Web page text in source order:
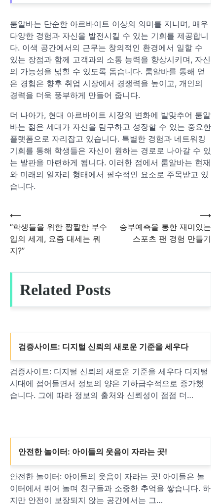
룸알바는 단순한 아르바이트 이상의 의미를 지니며, 매우
다양한 경험과 자신을 발전시킬 수 있는 기회를 제공합니
다. 이색 공간에서의 근무는 창의적인 환경에서 일할 수
있는 장점과 함께 고객과의 소통 능력을 향상시키며, 자신
의 가능성을 넓힐 수 있도록 돕습니다. 룸알바를 통해 얻
은 경험은 향후 취업 시장에서 경쟁력을 높이고, 개인의
경력을 더욱 풍부하게 만들어 줍니다.
더 나아가, 현대 아르바이트 시장의 변화에 발맞추어 룸알
바는 젊은 세대가 자신을 탐구하고 성장할 수 있는 중요한
플랫폼으로 자리잡고 있습니다. 특별한 경험과 네트워킹
기회를 통해 학생들은 자신이 원하는 경로로 나아갈 수 있
는 발판을 마련하게 됩니다. 이러한 점에서 룸알바는 현재
와 미래의 일자리 형태에서 필수적인 요소로 주목받고 있
습니다.
글
탐
색
⟵
“학생들을 위한 짭짤한 부수
입의 세계, 요즘 대세는 뭐
지?”
승부예측을 통한 재미있는
스포츠 팬 경험 만들기
⟶
Related Posts
검증사이트: 디지털 신뢰의 새로운 기준을 세우다
검증사이트: 디지털 신뢰의 새로운 기준을 세우다 디지털
시대에 접어들면서 정보의 양은 기하급수적으로 증가했
습니다. 그에 따라 정보의 출처와 신뢰성이 점점 더…
안전한 놀이터: 아이들의 웃음이 자라는 곳!
안전한 놀이터: 아이들의 웃음이 자라는 곳! 아이들은 놀
이터에서 뛰어 놀며 친구들과 소중한 추억을 쌓습니다. 하
지만 안전이 보장되지 않는 공간에서는 그…